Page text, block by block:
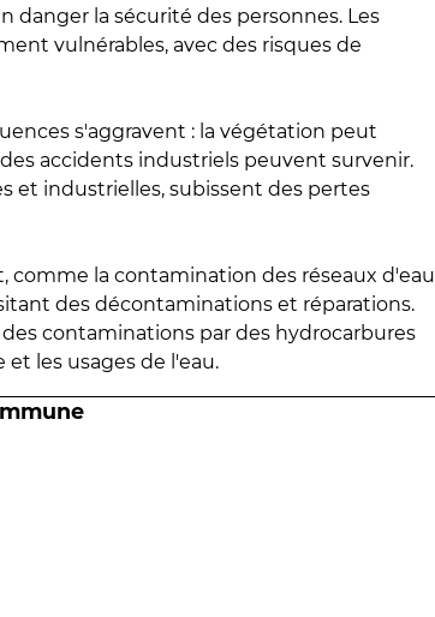
danger la sécurité des personnes. Les
vulnérables, avec des risques de
s'aggravent : la végétation peut
accidents industriels peuvent survenir.
et industrielles, subissent des pertes
comme la contamination des réseaux d'eau
des décontaminations et réparations.
contaminations par des hydrocarbures
les usages de l'eau.